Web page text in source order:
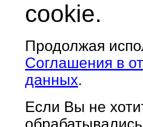
cookie.
Продолжая
Соглашения в
данных.
Если Вы не